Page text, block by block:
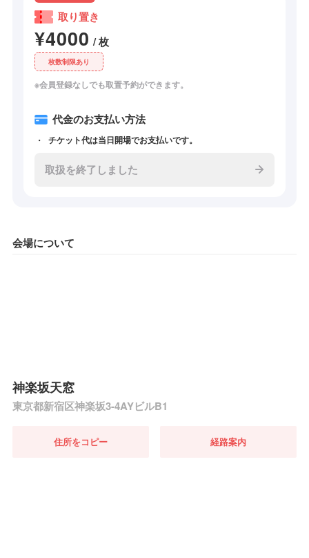
取り置き
¥4000 / 枚
枚数制限あり
※会員登録なしでも取置予約ができます。
代金のお支払い方法
チケット代は当日開場でお支払いです。
取扱を終了しました
会場について
神楽坂天窓
東京都新宿区神楽坂3-4AYビルB1
住所をコピー 経路案内